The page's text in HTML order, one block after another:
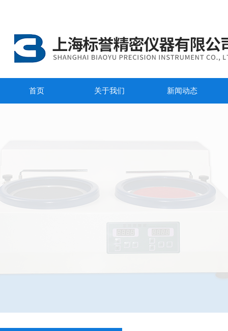
首页 关于我们 新闻动态